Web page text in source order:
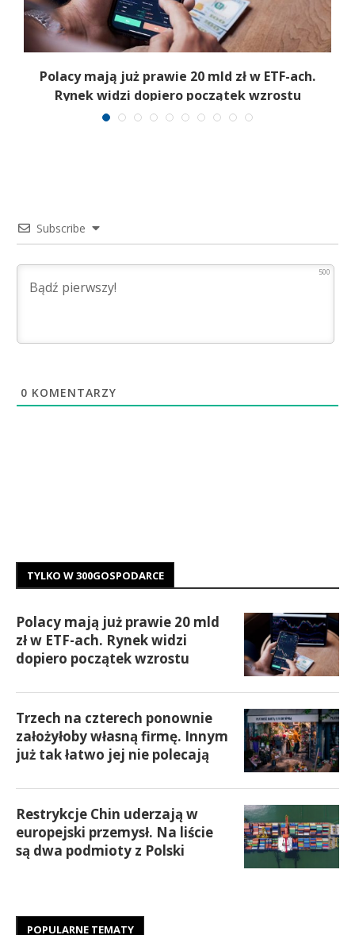
Polacy mają już prawie 20 mld zł w ETF-ach.
Rynek widzi dopiero początek wzrostu
Subscribe
500
0 KOMENTARZY
TYLKO W 300GOSPODARCE
Polacy mają już prawie 20 mld
zł w ETF-ach. Rynek widzi
dopiero początek wzrostu
Trzech na czterech ponownie
założyłoby własną firmę. Innym
już tak łatwo jej nie polecają
Restrykcje Chin uderzają w
europejski przemysł. Na liście
są dwa podmioty z Polski
POPULARNE TEMATY